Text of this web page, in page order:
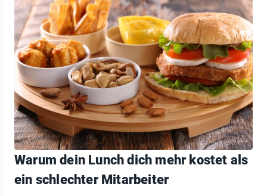
Warum dein Lunch dich mehr kostet als
ein schlechter Mitarbeiter